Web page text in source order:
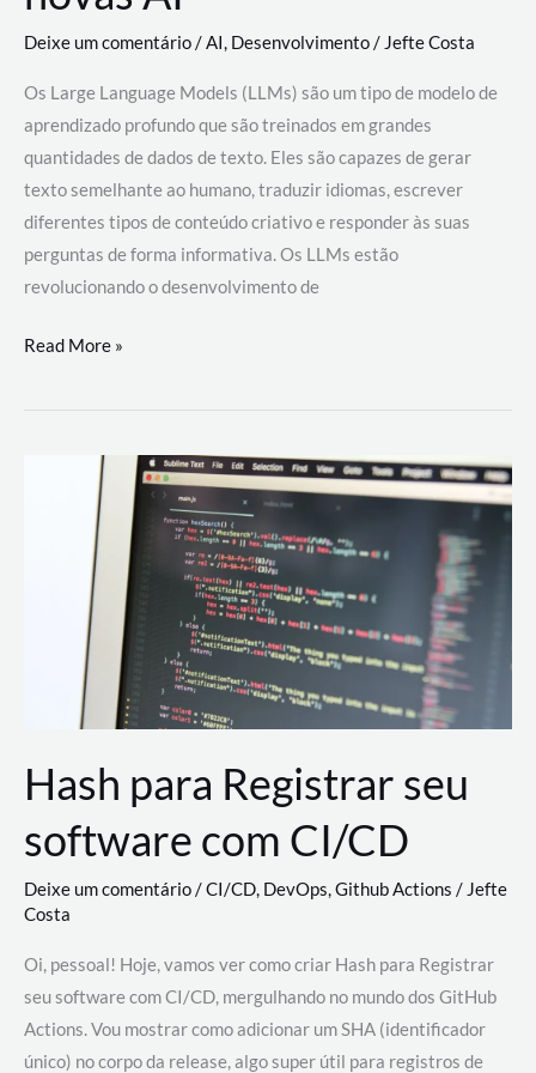
Deixe um comentário/AI, Desenvolvimento/ Jefte Costa
Os Large Language Models (LLMs) são um tipo de modelo de
aprendizado profundo que são treinados em grandes
quantidades de dados de texto. Eles são capazes de gerar
texto semelhante ao humano, traduzir idiomas, escrever
diferentes tipos de conteúdo criativo e responder às suas
perguntas de forma informativa. Os LLMs estão
revolucionando o desenvolvimento de
Large
Models
revolucionando
desenvolvimento
Read More »
Hash para Registrar seu
software com CI/CD
Deixe um comentário/CI/CD, DevOps,Github Actions /Jefte
Costa
Oi, pessoal! Hoje, vamos ver como criar Hash para Registrar
seu software com CI/CD, mergulhando no mundo dos GitHub
Actions. Vou mostrar como adicionar um SHA (identificador
único) no corpo da release, algo super útil para registros de